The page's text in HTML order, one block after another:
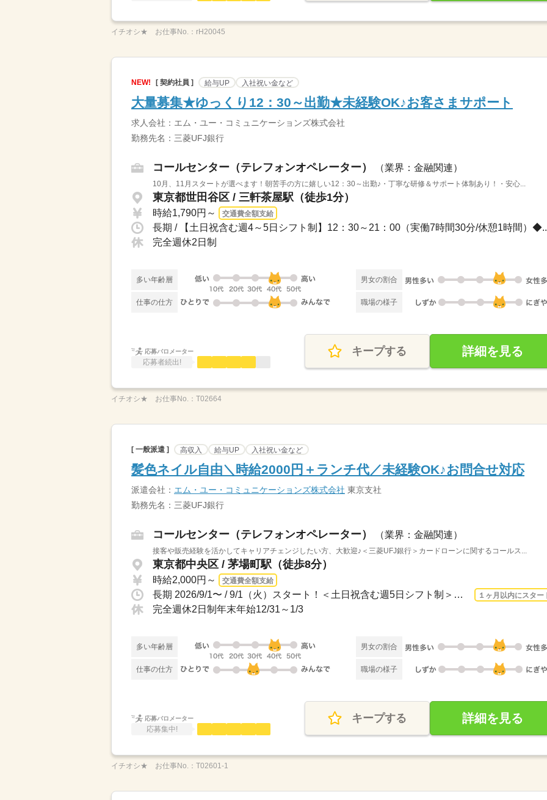
イチオシ★ お仕事No.： rH20045
NEW! [ 契約社員 ] 給与UP 入社祝い金など
大量募集★ゆっくり12：30～出勤★未経験OK♪お客さまサポート
求人会社：エム・ユー・コミュニケーションズ株式会社
勤務先名：三菱UFJ銀行
コールセンター（テレフォンオペレーター） （業界：金融関連）
10月、11月スタートが選べます！朝苦手の方に嬉しい12：30～出勤♪・丁寧な研修＆サポート体制あり！・安心...
東京都世田谷区 / 三軒茶屋駅（徒歩1分）
時給1,790円～ 交通費全額支給
長期 / 【土日祝含む週4～5日シフト制】12：30～21：00（実働7時間30分/休憩1時間）
完全週休2日制
多い年齢層 男女の割合
仕事の仕方 職場の様子
応募バロメーター
応募者続出!
キープする 詳細を見る
イチオシ★ お仕事No.： T02664
[ 一般派遣 ] 高収入 給与UP 入社祝い金など
髪色ネイル自由＼時給2000円＋ランチ代／未経験OK♪お問合せ対応
派遣会社： エム・ユー・コミュニケーションズ株式会社 東京支社
勤務先名：三菱UFJ銀行
コールセンター（テレフォンオペレーター） （業界：金融関連）
接客や販売経験を活かしてキャリアチェンジしたい方、大歓迎♪＜三菱UFJ銀行＞カードローンに関するコールス...
東京都中央区 / 茅場町駅（徒歩8分）
時給2,000円～ 交通費全額支給
長期 2026/9/1〜 / 9/1（火）スタート！＜土日祝含む週5日シフト制＞【平日】早番8：4... １ヶ月以内にスター
完全週休2日制年末年始12/31～1/3
多い年齢層 男女の割合
仕事の仕方 職場の様子
応募バロメーター
応募集中!
キープする 詳細を見る
イチオシ★ お仕事No.： T02601-1